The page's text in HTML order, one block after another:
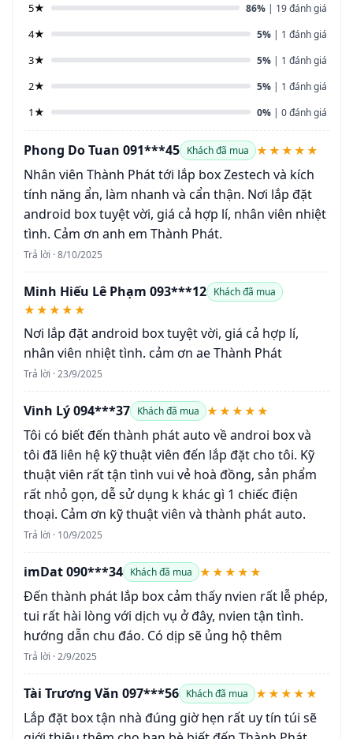
5★ 86% | 19 đánh giá
4★ 5% | 1 đánh giá
3★ 5% | 1 đánh giá
2★ 5% | 1 đánh giá
1★ 0% | 0 đánh giá
Phong Do Tuan 091***45 Khách đã mua ★★★★★
Nhân viên Thành Phát tới lắp box Zestech và kích
tính năng ẩn, làm nhanh và cẩn thận. Nơi lắp đặt
android box tuyệt vời, giá cả hợp lí, nhân viên nhiệt
tình. Cảm ơn anh em Thành Phát.
Trả lời · 8/10/2025
Minh Hiếu Lê Phạm 093***12 Khách đã mua
★★★★★
Nơi lắp đặt android box tuyệt vời, giá cả hợp lí,
nhân viên nhiệt tình. cảm ơn ae Thành Phát
Trả lời · 23/9/2025
Vinh Lý 094***37 Khách đã mua ★★★★★
Tôi có biết đến thành phát auto về androi box và
tôi đã liên hệ kỹ thuật viên đến lắp đặt cho tôi. Kỹ
thuật viên rất tận tình vui vẻ hoà đồng, sản phẩm
rất nhỏ gọn, dễ sử dụng k khác gì 1 chiếc điện
thoại. Cảm ơn kỹ thuật viên và thành phát auto.
Trả lời · 10/9/2025
imDat 090***34 Khách đã mua ★★★★★
Đến thành phát lắp box cảm thấy nvien rất lễ phép,
tui rất hài lòng với dịch vụ ở đây, nvien tận tình.
hướng dẫn chu đáo. Có dịp sẽ ủng hộ thêm
Trả lời · 2/9/2025
Tài Trương Văn 097***56 Khách đã mua ★★★★★
Lắp đặt box tận nhà đúng giờ hẹn rất uy tín túi sẽ